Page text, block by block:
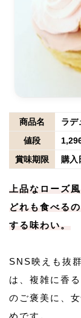
商品名
ラデ
値段
賞味期限
購入
上品なローズ
どれも食べる
する味わい。
SNS映えも抜
は、複雑に香
のご褒美に、
めです。